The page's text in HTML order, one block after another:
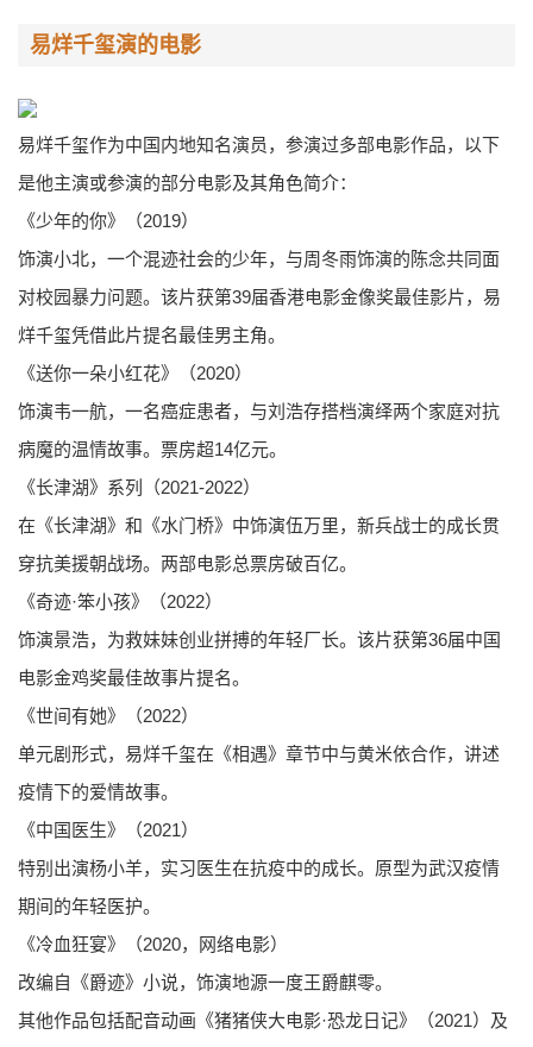
易烊千玺演的电影
易烊千玺作为中国内地知名演员，参演过多部电影作品，以下
是他主演或参演的部分电影及其角色简介：
《少年的你》（2019）
饰演小北，一个混迹社会的少年，与周冬雨饰演的陈念共同面
对校园暴力问题。该片获第39届香港电影金像奖最佳影片，易
烊千玺凭借此片提名最佳男主角。
《送你一朵小红花》（2020）
饰演韦一航，一名癌症患者，与刘浩存搭档演绎两个家庭对抗
病魔的温情故事。票房超14亿元。
《长津湖》系列（2021-2022）
在《长津湖》和《水门桥》中饰演伍万里，新兵战士的成长贯
穿抗美援朝战场。两部电影总票房破百亿。
《奇迹·笨小孩》（2022）
饰演景浩，为救妹妹创业拼搏的年轻厂长。该片获第36届中国
电影金鸡奖最佳故事片提名。
《世间有她》（2022）
单元剧形式，易烊千玺在《相遇》章节中与黄米依合作，讲述
疫情下的爱情故事。
《中国医生》（2021）
特别出演杨小羊，实习医生在抗疫中的成长。原型为武汉疫情
期间的年轻医护。
《冷血狂宴》（2020，网络电影）
改编自《爵迹》小说，饰演地源一度王爵麒零。
其他作品包括配音动画《猪猪侠大电影·恐龙日记》（2021）及